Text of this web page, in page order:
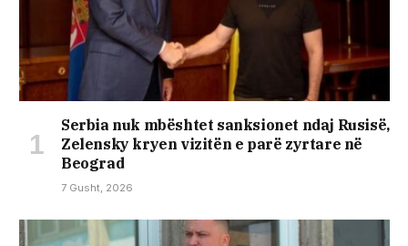
Serbia nuk mbështet sanksionet ndaj Rusisë,
Zelensky kryen vizitën e parë zyrtare në
Beograd
7 Gusht, 2026